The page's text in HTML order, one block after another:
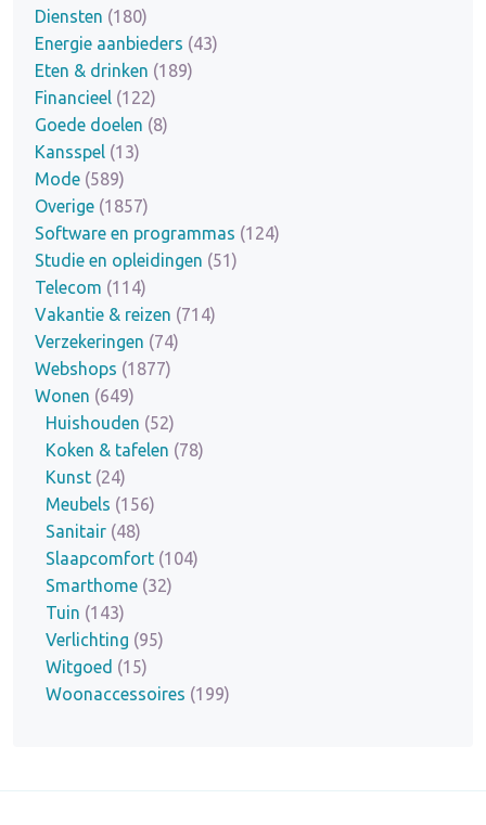
Diensten (180)
Energie aanbieders (43)
Eten & drinken (189)
Financieel (122)
Goede doelen (8)
Kansspel (13)
Mode (589)
Overige (1857)
Software en programmas (124)
Studie en opleidingen (51)
Telecom (114)
Vakantie & reizen (714)
Verzekeringen (74)
Webshops (1877)
Wonen (649)
Huishouden (52)
Koken & tafelen (78)
Kunst (24)
Meubels (156)
Sanitair (48)
Slaapcomfort (104)
Smarthome (32)
Tuin (143)
Verlichting (95)
Witgoed (15)
Woonaccessoires (199)